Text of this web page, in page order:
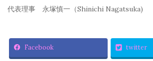
代表理事 永塚慎一（Shinichi Nagatsuka)
Facebook twitter